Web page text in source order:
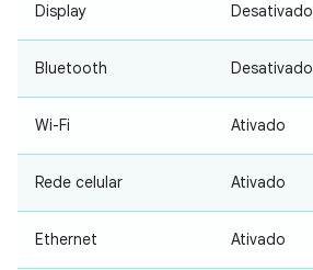
Display Desativado
Bluetooth Desativado
Wi-Fi Ativado
Rede celular Ativado
Ethernet Ativado